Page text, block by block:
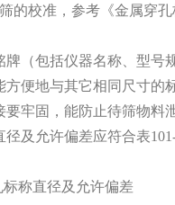
的校准，参考《金属穿孔
牌（包括仪器名称、型号
便地与其它相同尺寸的
牢固，能防止待筛物料
及允许偏差应符合表101-
称直径及允许偏差